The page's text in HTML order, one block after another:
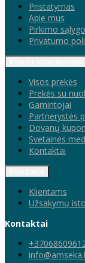
Pristatymas
Apie mus
Pirkimo
Privatumo
Visos prekės
Prekės su
Gamintojai
Partnerystės
Dovanų
Svetainės
Kontaktai
Klientams
Užsakymų
Kontaktai